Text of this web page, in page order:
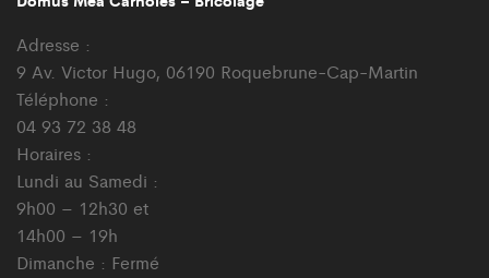
Adresse :
9 Av. Victor Hugo, 06190 Roquebrune-Cap-Martin
Téléphone :
04 93 72 38 48
Horaires :
Lundi au Samedi :
9h00 – 12h30 et
14h00 – 19h
Dimanche : Fermé